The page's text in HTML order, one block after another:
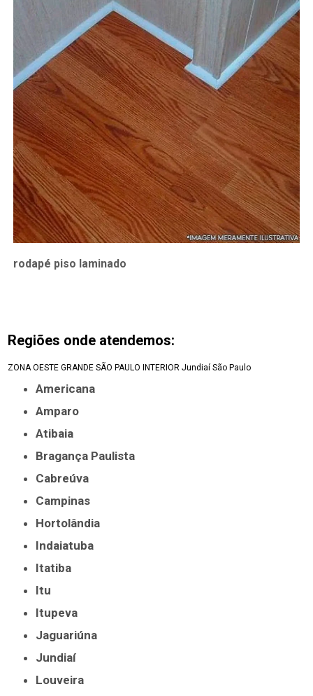
rodapé piso laminado
Regiões onde atendemos:
ZONA OESTE GRANDE SÃO PAULO INTERIOR Jundiaí São Paulo
Americana
Amparo
Atibaia
Bragança Paulista
Cabreúva
Campinas
Hortolândia
Indaiatuba
Itatiba
Itu
Itupeva
Jaguariúna
Jundiaí
Louveira